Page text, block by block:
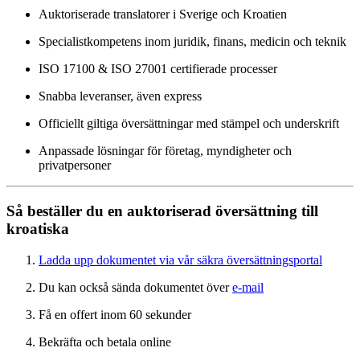
Auktoriserade translatorer i Sverige och Kroatien
Specialistkompetens inom juridik, finans, medicin och teknik
ISO 17100 & ISO 27001 certifierade processer
Snabba leveranser, även express
Officiellt giltiga översättningar med stämpel och underskrift
Anpassade lösningar för företag, myndigheter och
privatpersoner
Så beställer du en auktoriserad översättning till
kroatiska
Ladda upp dokumentet via vår säkra översättningsportal
Du kan också sända dokumentet övere-mail
Få en offert inom 60 sekunder
Bekräfta och betala online